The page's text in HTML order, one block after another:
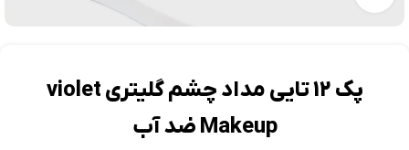
پک 12 تایی مداد چشم گلیتری violet
Makeup ضد آب